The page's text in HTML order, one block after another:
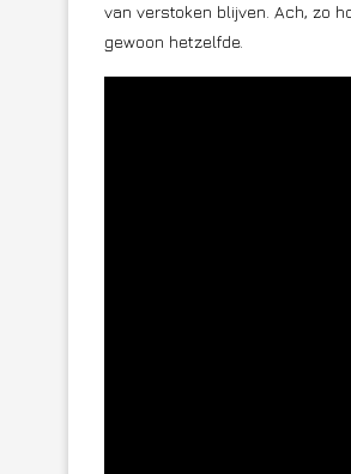
van verstoken blijven. Ach, zo
gewoon hetzelfde.